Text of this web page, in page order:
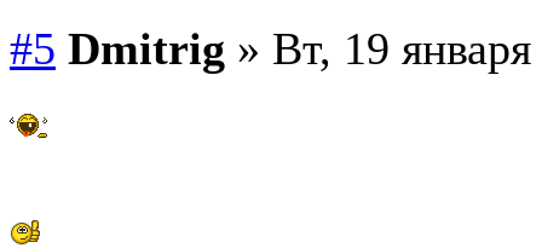
#5 Dmitrig » Вт, 19